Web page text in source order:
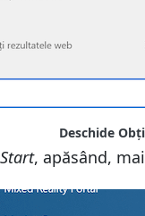
Deschide
, apăsând,